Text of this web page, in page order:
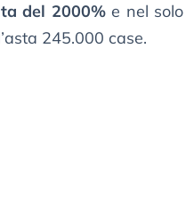
del 2000%e nel solo
245.000 case.